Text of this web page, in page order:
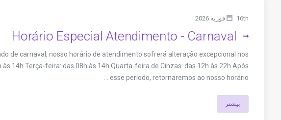
16th فوریه 2026
Horário Especial Atendimento - Carnaval
de carnaval, nosso horário de atendimento sofrerá alteração excepcional nos
14h Terça-feira: das 08h às 14h Quarta-feira de Cinzas: das 12h às 22h Após
esse período, retornaremos ao nosso horário ...
بیشتر